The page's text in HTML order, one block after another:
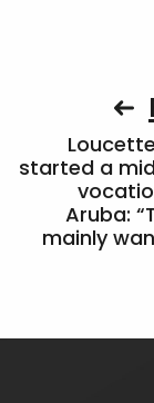
started a
Aruba:
mainly